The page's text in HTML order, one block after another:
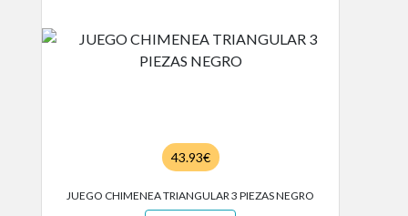
43.93€
JUEGO CHIMENEA TRIANGULAR 3 PIEZAS NEGRO